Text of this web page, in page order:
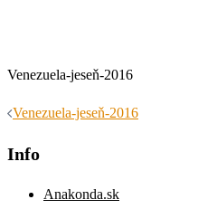
Venezuela-jeseň-2016
Navigácia
Venezuela-jeseň-2016
Info
Anakonda.sk